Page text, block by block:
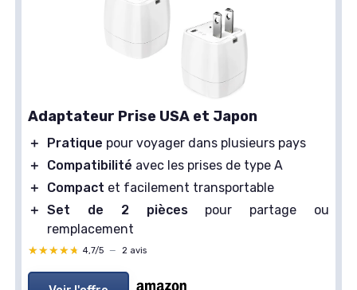
Adaptateur Prise USA et Japon
＋ Pratique pour voyager dans plusieurs pays
＋
Compatibilité avec les prises de type A
＋
Compact et facilement transportable
＋ Set de 2 piècespour partage ou
remplacement
★★★★★
★★★★★ 4,7/5 — 2 avis